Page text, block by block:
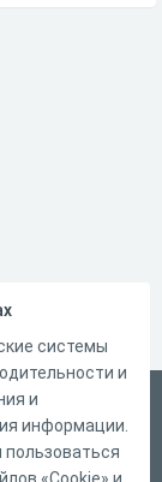
системы
и
и
информации.